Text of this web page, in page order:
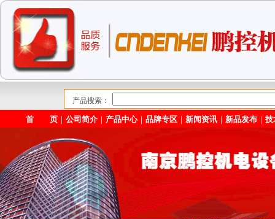
产品搜索：
首 页 ｜公司简介 ｜ 产品中心｜品牌专区 ｜新闻资讯 ｜新品发布 ｜技